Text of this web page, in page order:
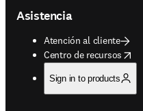
Asistencia
Atención al cliente
Centro de recursos
opens in new tab/window
Sign in to products